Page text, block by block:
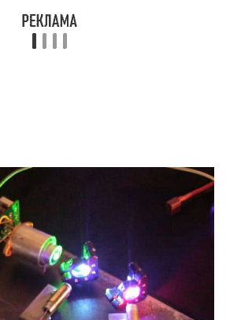
на приведенном ниже
и закрепляем установку в
есть одна особенность –
напрямую зависит от
и должно быть ему
для